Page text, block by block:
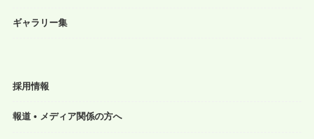
ギャラリー集
採用情報
報道 • メディア関係の方へ